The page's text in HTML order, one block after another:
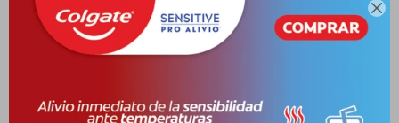

Características